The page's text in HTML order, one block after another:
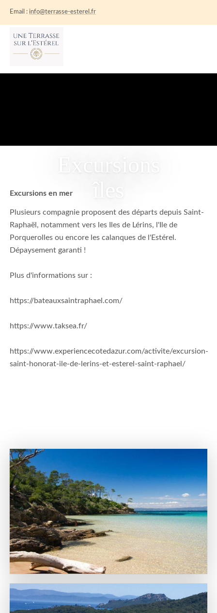
Email : info@terrasse-esterel.fr
ACCUEIL
Excursions
îles
Excursions en mer
Plusieurs compagnie proposent des départs depuis Saint-
Raphaël, notamment vers les Iles de Lérins, l'Ile de
Porquerolles ou encore les calanques de l'Estérel.
Dépaysement garanti !
Plus d'informations sur :
https://bateauxsaintraphael.com/
https://www.taksea.fr/
https://www.experiencecotedazur.com/activite/excursion-
saint-honorat-ile-de-lerins-et-esterel-saint-raphael/